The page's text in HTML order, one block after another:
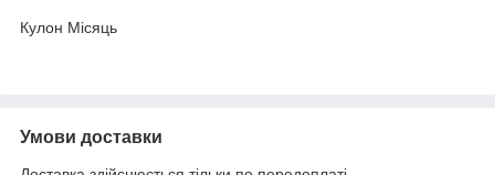
Кулон Місяць
Умови доставки